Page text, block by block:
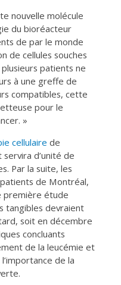
nouvelle molécule
du bioréacteur
de par le monde
de cellules souches
patients ne
à une greffe de
compatibles, cette
pour le
»
cellulaire de
d’unité de
Par la suite, les
de Montréal,
première étude
tangibles devraient
soit en décembre
concluants
de la leucémie et
de la